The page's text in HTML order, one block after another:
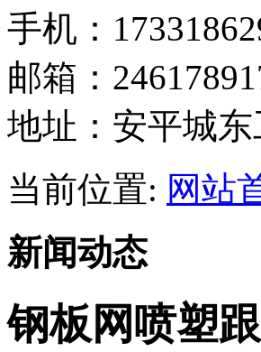
手机：
邮箱：
地址：安平城
当前位置: 网站
新闻动态
钢板网喷塑